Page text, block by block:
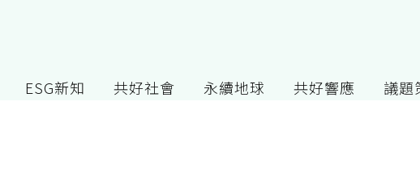
ESG新知 共好社會 永續地球 共好響應 議題